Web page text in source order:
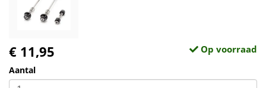
€ 11,95 Op voorraad
Aantal